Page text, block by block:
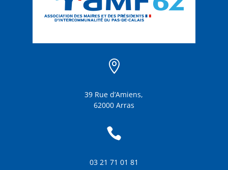

39 Rue d’Amiens,
62000 Arras

03 21 71 01 81